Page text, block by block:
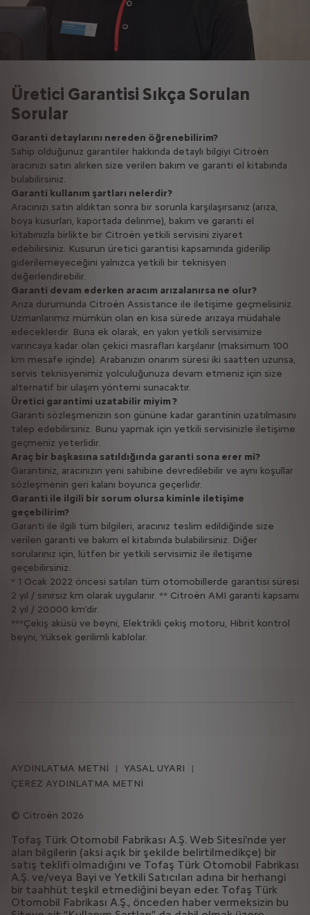
Üretici Garantisi Sıkça Sorulan
Sorular
Garanti detaylarını nereden öğrenebilirim?
Sahip olduğunuz garantiler hakkında detaylı bilgiyi Citroën
aracınızı satın alırken size verilen bakım ve garanti el kitabında
bulabilirsiniz.
Garanti kullanım şartları nelerdir?
Aracınızı satın aldıktan sonra bir sorunla karşılaşırsanız (arıza,
boya kusurları, kaportada delinme), bakım ve garanti el
kitabınızla birlikte bir Citroën yetkili servisini ziyaret
edebilirsiniz. Kusurun üretici garantisi kapsamında giderilip
giderilemeyeceğini yalnızca yetkili bir teknisyen
değerlendirebilir.
Garanti devam ederken aracım arızalanırsa ne olur?
Arıza durumunda Citroën Assistance ile iletişime geçmelisiniz.
Uzmanlarımız mümkün olan en kısa sürede arızaya müdahale
edeceklerdir. Buna ek olarak, en yakın yetkili servisimize
varıncaya kadar olan çekici masrafları karşılanır (maksimum 100
km mesafe içinde). Arabanızın onarım süresi iki saatten uzunsa,
servis teknisyenimiz yolculuğunuza devam etmeniz için size
alternatif bir ulaşım yöntemi sunacaktır.
Üretici garantimi uzatabilir miyim ?
Garanti sözleşmenizin son gününe kadar garantinin uzatılmasını
talep edebilirsiniz. Bunu yapmak için yetkili servisinizle iletişime
geçmeniz yeterlidir.
Araç bir başkasına satıldığında garanti sona erer mi?
Garantiniz, aracınızın yeni sahibine devredilebilir ve aynı koşullar
sözleşmenin geri kalanı boyunca geçerlidir.
Garanti ile ilgili bir sorum olursa kiminle iletişime
geçebilirim?
Garanti ile ilgili tüm bilgileri, aracınız teslim edildiğinde size
verilen garanti ve bakım el kitabında bulabilirsiniz. Diğer
sorularınız için, lütfen bir yetkili servisimiz ile iletişime
geçebilirsiniz.
* 1 Ocak 2022 öncesi satılan tüm otomobillerde garantisi süresi
2 yıl / sınırsız km olarak uygulanır. ** Citroën AMI garanti kapsamı
2 yıl / 20.000 km’dir.
***Çekiş aküsü ve beyni, Elektrikli çekiş motoru, Hibrit kontrol
beyni, Yüksek gerilimli kablolar.
Citroën 2026
AYDINLATMA METNİ
YASAL UYARI
ÇEREZ AYDINLATMA METNİ
Tofaş Türk Otomobil Fabrikası A.Ş. Web Sitesi'nde yer
alan bilgilerin (aksi açık bir şekilde belirtilmedikçe) bir
satış teklifi olmadığını ve Tofaş Türk Otomobil Fabrikası
A.Ş. ve/veya Bayi ve Yetkili Satıcıları adına bir herhangi
bir taahhüt teşkil etmediğini beyan eder. Tofaş Türk
Otomobil Fabrikası A.Ş., önceden haber vermeksizin bu